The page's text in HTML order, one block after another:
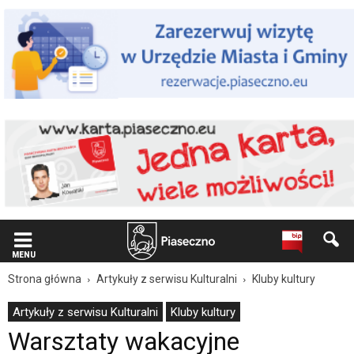
użytkowników
czytników
ekranowych Znajdujesz
się
podstronie
wakacyjne
Kulturalne
Klub
Kultury
Józefosławiu
Oficjalna
strona
Miasta
MENU
Strona główna Artykuły z serwisu Kulturalni Kluby kultury
Artykuły z serwisu Kulturalni Kluby kultury
Warsztaty wakacyjne